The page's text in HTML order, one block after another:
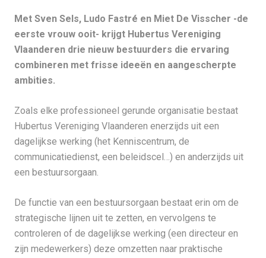
Met Sven Sels, Ludo Fastré en Miet De Visscher -de
eerste vrouw ooit- krijgt Hubertus Vereniging
Vlaanderen drie nieuw bestuurders die ervaring
combineren met frisse ideeën en aangescherpte
ambities.
Zoals elke professioneel gerunde organisatie bestaat
Hubertus Vereniging Vlaanderen enerzijds uit een
dagelijkse werking (het Kenniscentrum, de
communicatiedienst, een beleidscel…) en anderzijds uit
een bestuursorgaan.
De functie van een bestuursorgaan bestaat erin om de
strategische lijnen uit te zetten, en vervolgens te
controleren of de dagelijkse werking (een directeur en
zijn medewerkers) deze omzetten naar praktische